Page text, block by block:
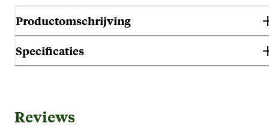
Productomschrijving
Specificaties
Gebruiksmoment
Reviews